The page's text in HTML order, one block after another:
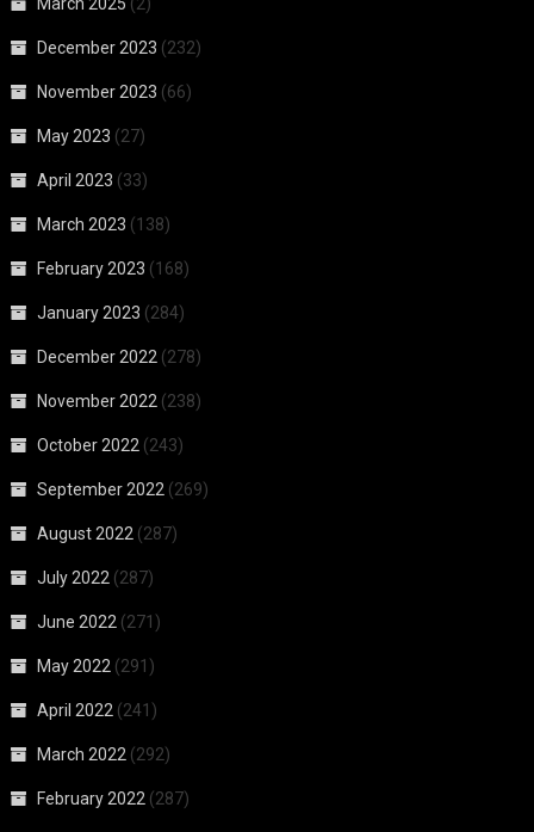
March 2025 (2)
December 2023 (232)
November 2023 (66)
May 2023 (27)
April 2023 (33)
March 2023 (138)
February 2023 (168)
January 2023 (284)
December 2022 (278)
November 2022 (238)
October 2022 (243)
September 2022 (269)
August 2022 (287)
July 2022 (287)
June 2022 (271)
May 2022 (291)
April 2022 (241)
March 2022 (292)
February 2022 (287)